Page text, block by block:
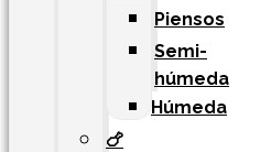
Piensos
Semi-
húmeda
Húmeda
🍗